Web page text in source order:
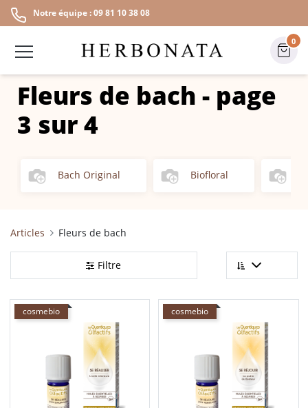
Notre équipe : 09 81 10 38 08
0
Fleurs de bach - page
3 sur 4
Bach Original Biofloral
Articles Fleurs de bach
Filtre
cosmebio cosmebio